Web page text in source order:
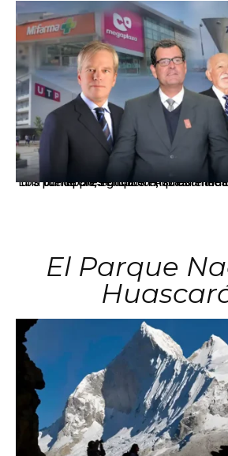
Los principales grupos empresariales del país mantienen una fuerte presencia en Áncash mediante
El Parque